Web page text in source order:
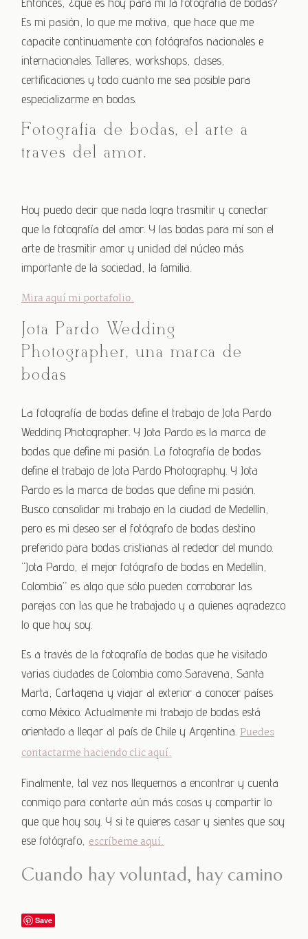
Es mi pasión, lo que me motiva, que hace que me
capacite continuamente con fotógrafos nacionales e
internacionales. Talleres, workshops, clases,
certificaciones y todo cuanto me sea posible para
especializarme en bodas.
Fotografía de bodas, el arte a
través del amor.
Hoy puedo decir que nada logra trasmitir y conectar
que la fotografía del amor. Y las bodas para mí son el
arte de trasmitir amor y unidad del núcleo más
importante de la sociedad, la familia.
Mira aquí mi portafolio.
Jota Pardo Wedding
Photographer, una marca de
bodas
La fotografía de bodas define el trabajo de Jota Pardo
Wedding Photographer. Y Jota Pardo es la marca de
bodas que define mi pasión. La fotografía de bodas
define el trabajo de Jota Pardo Photography. Y Jota
Pardo es la marca de bodas que define mi pasión.
Busco consolidar mi trabajo en la ciudad de Medellín,
pero es mi deseo ser el fotógrafo de bodas destino
preferido para bodas cristianas al rededor del mundo.
“Jota Pardo, el mejor fotógrafo de bodas en Medellín,
Colombia” es algo que sólo pueden corroborar las
parejas con las que he trabajado y a quienes agradezco
lo que hoy soy.
Es a través de la fotografía de bodas que he visitado
varias ciudades de Colombia como Saravena, Santa
Marta, Cartagena y viajar al exterior a conocer países
como México. Actualmente mi trabajo de bodas está
orientado a llegar al país de Chile y Argentina. Puedes
contactarme haciendo clic aquí.
Finalmente, tal vez nos lleguemos a encontrar y cuenta
conmigo para contarte aún más cosas y compartir lo
que que hoy soy. Y si te quieres casar y sientes que soy
ese fotógrafo, escríbeme aquí.
Cuando hay voluntad, hay camino
Save